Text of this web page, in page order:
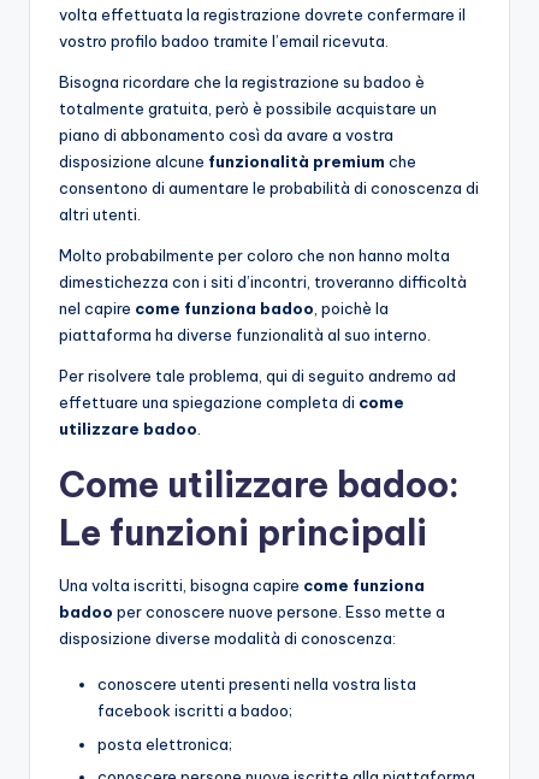
volta effettuata la registrazione dovrete confermare il
vostro profilo badoo tramite l’email ricevuta.
Bisogna ricordare che la registrazione su badoo è
totalmente gratuita, però è possibile acquistare un
piano di abbonamento così da avare a vostra
disposizione alcune funzionalità premium che
consentono di aumentare le probabilità di conoscenza di
altri utenti.
Molto probabilmente per coloro che non hanno molta
dimestichezza con i siti d’incontri, troveranno difficoltà
nel capire come funziona badoo, poichè la
piattaforma ha diverse funzionalità al suo interno.
Per risolvere tale problema, qui di seguito andremo ad
effettuare una spiegazione completa di come
utilizzare badoo.
Come utilizzare badoo:
Le funzioni principali
Una volta iscritti, bisogna capire come funziona
badoo per conoscere nuove persone. Esso mette a
disposizione diverse modalità di conoscenza:
conoscere utenti presenti nella vostra lista
facebook iscritti a badoo;
posta elettronica;